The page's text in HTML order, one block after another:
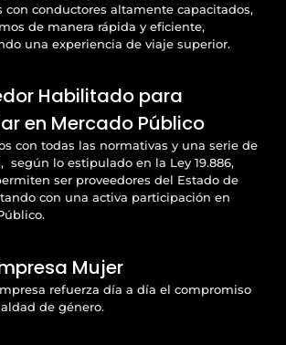
con conductores altamente capacitados,
de manera rápida y eficiente,
una experiencia de viaje superior.
Habilitado para
en Mercado Público
con todas las normativas y una serie de
según lo estipulado en la Ley 19.886,
ser proveedores del Estado de
con una activa participación en
Mujer
refuerza día a día el compromiso
de género.